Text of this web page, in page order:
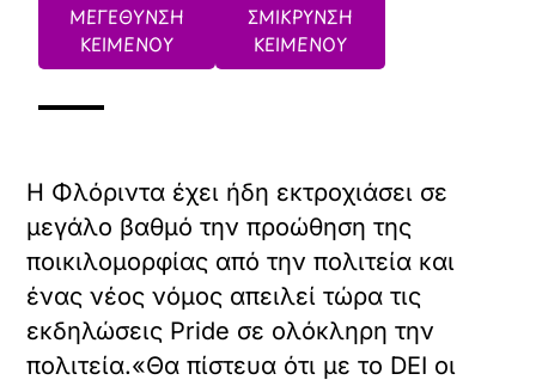
ΜΕΓΕΘΥΝΣΗ
ΚΕΙΜΕΝΟΥ
ΣΜΙΚΡΥΝΣΗ
ΚΕΙΜΕΝΟΥ
Η Φλόριντα έχει ήδη εκτροχιάσει σε
μεγάλο βαθμό την προώθηση της
ποικιλομορφίας από την πολιτεία και
ένας νέος νόμος απειλεί τώρα τις
εκδηλώσεις Pride σε ολόκληρη την
πολιτεία.«Θα πίστευα ότι με το DEI οι